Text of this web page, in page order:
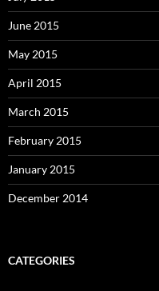
June 2015
May 2015
April 2015
March 2015
February 2015
January 2015
December 2014
CATEGORIES